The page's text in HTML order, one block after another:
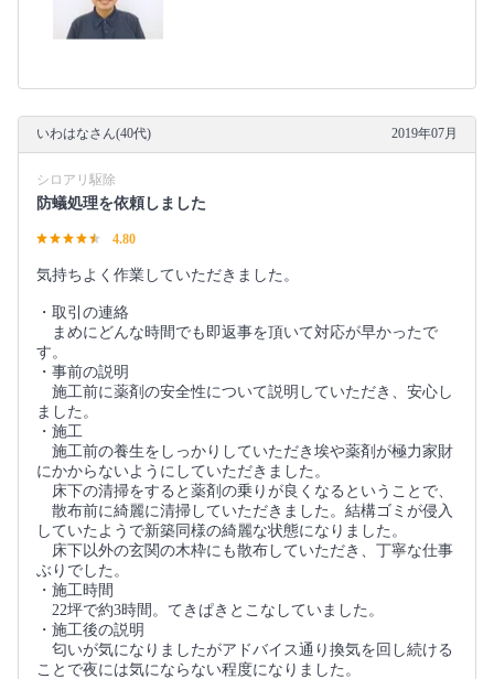
いわはなさん(40代) 2019年07月
シロアリ駆除
防蟻処理を依頼しました
4.80
気持ちよく作業していただきました。
・取引の連絡
まめにどんな時間でも即返事を頂いて対応が早かったで
す。
・事前の説明
施工前に薬剤の安全性について説明していただき、安心し
ました。
・施工
施工前の養生をしっかりしていただき埃や薬剤が極力家財
にかからないようにしていただきました。
床下の清掃をすると薬剤の乗りが良くなるということで、
散布前に綺麗に清掃していただきました。結構ゴミが侵入
していたようで新築同様の綺麗な状態になりました。
床下以外の玄関の木枠にも散布していただき、丁寧な仕事
ぶりでした。
・施工時間
22坪で約3時間。てきぱきとこなしていました。
・施工後の説明
匂いが気になりましたがアドバイス通り換気を回し続ける
ことで夜には気にならない程度になりました。